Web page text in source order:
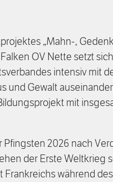
„Mahn-,
OV Nette setzt
intensiv mit
und Gewalt
mit
Pfingsten 2026 nach
der Erste Weltkrieg
Frankreichs während